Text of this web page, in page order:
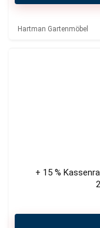
Hartman Gartenmöbel
+ 15 %